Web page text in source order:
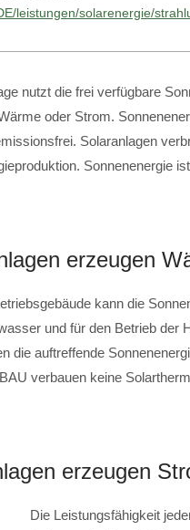
leistungen/solarenergie/
nutzt die frei verfügbare
oder Strom.
Solaranlagen
Sonnenenergie
erzeugen
kann die
und für den Betrieb der
die auftreffende
verbauen keine
erzeugen
Die Leistungsfähigkeit